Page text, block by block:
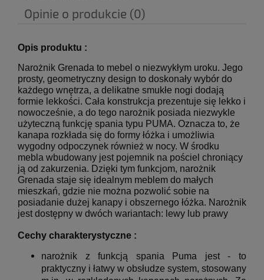
Opinie o produkcie (0)
Opis produktu :
Narożnik Grenada to mebel o niezwykłym uroku. Jego
prosty, geometryczny design to doskonały wybór do
każdego wnętrza, a delikatne smukłe nogi dodają
formie lekkości. Cała konstrukcja prezentuje się lekko i
nowocześnie, a do tego narożnik posiada niezwykle
użyteczną funkcję spania typu PUMA. Oznacza to, że
kanapa rozkłada się do formy łóżka i umożliwia
wygodny odpoczynek również w nocy. W środku
mebla wbudowany jest pojemnik na pościel chroniący
ją od zakurzenia. Dzięki tym funkcjom, narożnik
Grenada staje się idealnym meblem do małych
mieszkań, gdzie nie można pozwolić sobie na
posiadanie dużej kanapy i obszernego łóżka. Narożnik
jest dostępny w dwóch wariantach: lewy lub prawy
Cechy charakterystyczne :
narożnik z funkcją spania Puma jest - to
praktyczny i łatwy w obsłudze system, stosowany